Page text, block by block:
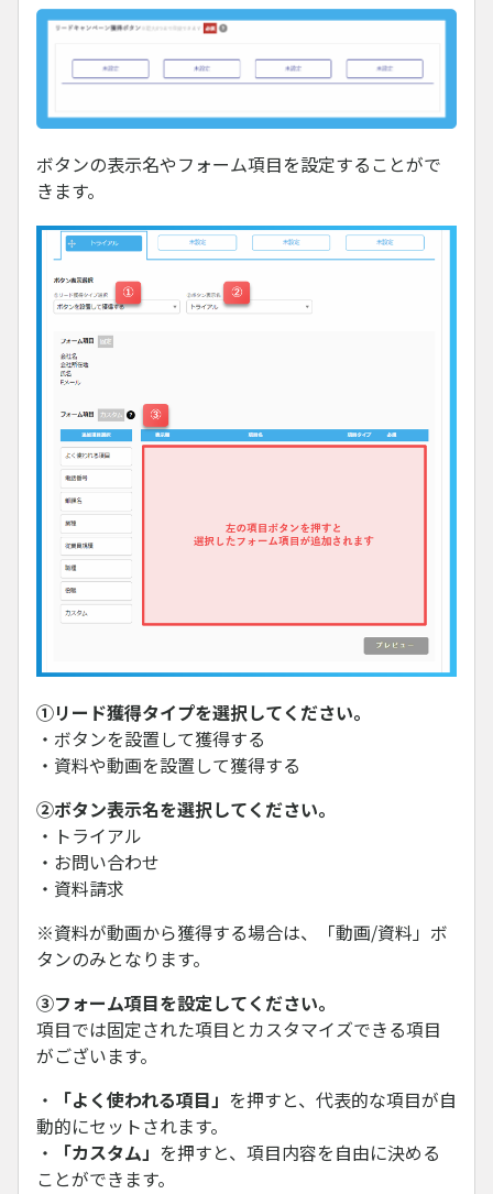
ボタンの表示名やフォーム項目を設定することがで
きます。
①リード獲得タイプを選択してください。
・ボタンを設置して獲得する
・資料や動画を設置して獲得する
②ボタン表示名を選択してください。
・トライアル
・お問い合わせ
・資料請求
※資料が動画から獲得する場合は、「動画/資料」ボ
タンのみとなります。
③フォーム項目を設定してください。
項目では固定された項目とカスタマイズできる項目
がございます。
・
「よく使われる項目」 を押すと、代表的な項目が自
動的にセットされます。
・
「カスタム」 を押すと、項目内容を自由に決める
ことができます。